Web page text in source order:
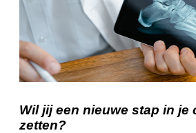
Wil jij een nieuwe stap in je
zetten?